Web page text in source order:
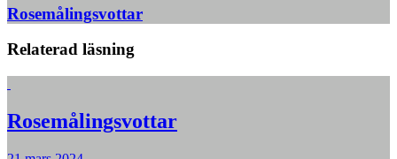
Rosemålingsvottar
Relaterad läsning
Rosemålingsvottar